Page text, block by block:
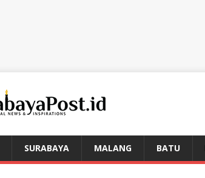
SURABAYA MALANG BATU